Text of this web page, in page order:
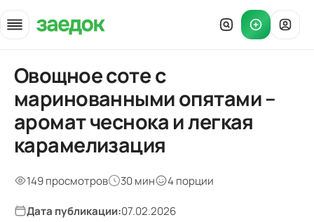
Главная
»
Рецепты
Овощное соте с маринованными опятами — аромат чеснока
Овощное соте с
маринованными опятами –
аромат чеснока и легкая
карамелизация
149 просмотров 30 мин 4 порции
Дата публикации:07.02.2026